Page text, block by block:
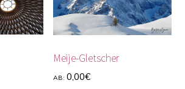
Meije-Gletscher
AB:0,00€